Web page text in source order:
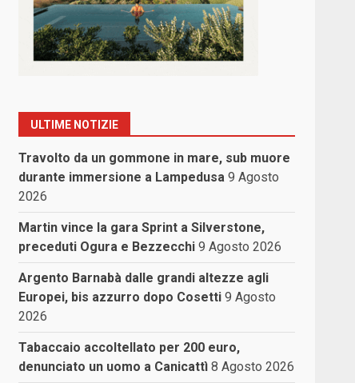
ULTIME NOTIZIE
Travolto da un gommone in mare, sub muore
durante immersione a Lampedusa 9 Agosto
2026
Martin vince la gara Sprint a Silverstone,
preceduti Ogura e Bezzecchi 9 Agosto 2026
Argento Barnabà dalle grandi altezze agli
Europei, bis azzurro dopo Cosetti 9 Agosto
2026
Tabaccaio accoltellato per 200 euro,
denunciato un uomo a Canicattì 8 Agosto 2026